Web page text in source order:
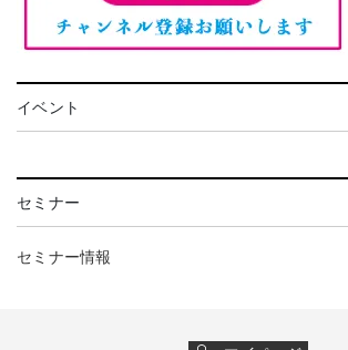
イベント
セミナー
セミナー情報